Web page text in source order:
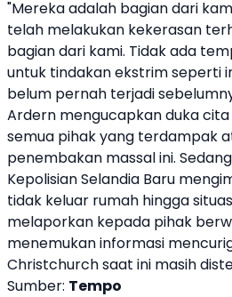
"Mereka adalah bagian dari
telah melakukan kekerasan
bagian dari kami. Tidak ada
untuk tindakan ekstrim seperti
belum pernah terjadi
Ardern mengucapkan duka
semua pihak yang terdampak
penembakan massal ini.
KepolisianSelandia Baru
tidak keluar rumah hingga
melaporkan kepada pihak
menemukan informasi
Christchurch saat ini masih
Sumber: Tempo